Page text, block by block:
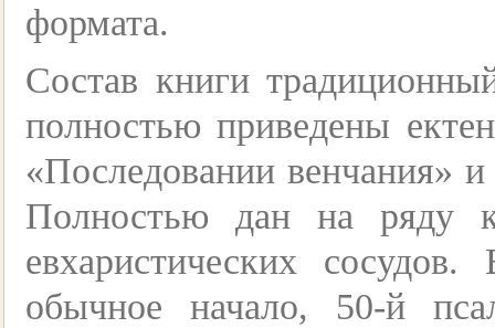
формата.
Состав книги
полностью приведены
«Последовании венчания»
Полностью дан на ряду
евхаристических
обычное начало, 50-й